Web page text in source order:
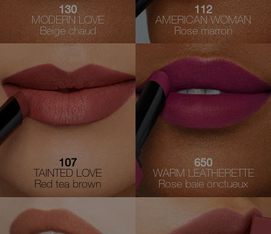
130
MODERN LOVE
Beige chaud
112
AMERICAN WOMAN
Rose marron
107
TAINTED LOVE
Red tea brown
650
WARM LEATHERETTE
Rose baie onctueux